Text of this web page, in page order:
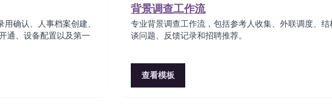
确认、人事档案创建、
通、设备配置以及第一
背景调查工作流
专业背景调查工作流，包括参考人收集、外联调度、结
谈问题、反馈记录和招聘推荐。
查看模板